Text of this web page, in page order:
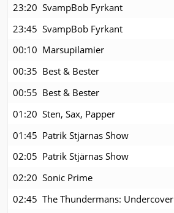
23:20 SvampBob Fyrkant
23:45 SvampBob Fyrkant
00:10 Marsupilamier
00:35 Best & Bester
00:55 Best & Bester
01:20 Sten, Sax, Papper
01:45 Patrik Stjärnas Show
02:05 Patrik Stjärnas Show
02:20 Sonic Prime
02:45 The Thundermans: Undercover